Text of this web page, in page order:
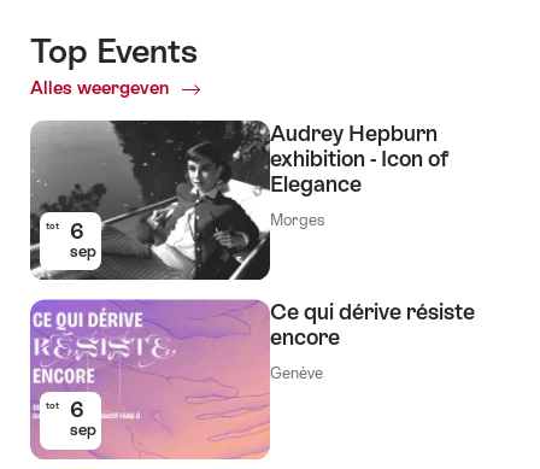
Top Events
Alles weergeven
Top
tot 6
sep
Audrey Hepburn
exhibition - Icon of
Elegance
Morges
tot 6
sep
Ce qui dérive résiste
encore
Genève